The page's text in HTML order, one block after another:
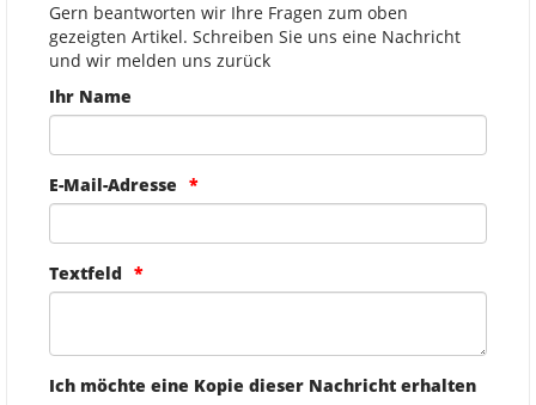
Gern beantworten wir Ihre Fragen zum oben
gezeigten Artikel. Schreiben Sie uns eine Nachricht
und wir melden uns zurück
Ihr Name
E-Mail-Adresse
Textfeld
Ich möchte eine Kopie dieser Nachricht erhalten